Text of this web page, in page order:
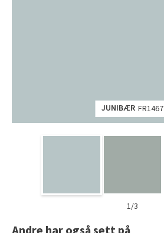
JUNIBÆR FR1467
1/3